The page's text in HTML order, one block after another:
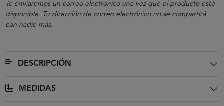
Te enviaremos un correo electrónico una vez que el producto esté
disponible. Tu dirección de correo electrónico no se compartirá
con nadie más.
DESCRIPCIÓN
MEDIDAS